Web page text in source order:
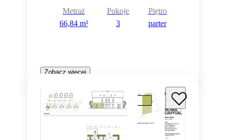
Metraż
66,84 m²
Pokoje
3
Piętro
parter
Zobacz więcej